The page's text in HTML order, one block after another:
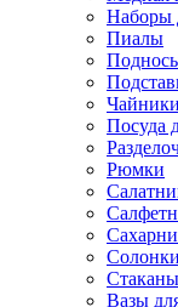
Наборы
Пиалы
Чайники
Посуда
Рюмки
Солонки
Стаканы
Вазы